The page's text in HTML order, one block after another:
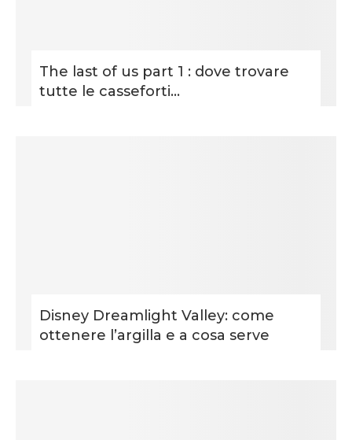
The last of us part 1 : dove trovare
tutte le casseforti...
Disney Dreamlight Valley: come
ottenere l’argilla e a cosa serve